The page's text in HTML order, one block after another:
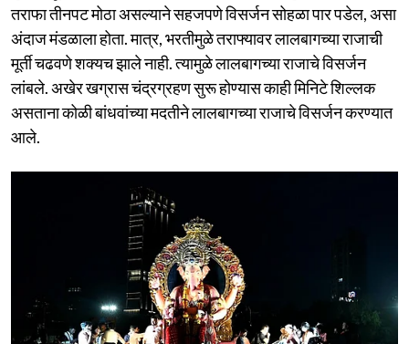
तराफा तीनपट मोठा असल्याने सहजपणे विसर्जन सोहळा पार पडेल, असा
अंदाज मंडळाला होता. मात्र, भरतीमुळे तराफ्यावर लालबागच्या राजाची
मूर्ती चढवणे शक्यच झाले नाही. त्यामुळे लालबागच्या राजाचे विसर्जन
लांबले. अखेर खग्रास चंद्रग्रहण सुरू होण्यास काही मिनिटे शिल्लक
असताना कोळी बांधवांच्या मदतीने लालबागच्या राजाचे विसर्जन करण्यात
आले.